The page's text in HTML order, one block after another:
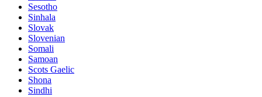
Sesotho
Sinhala
Slovak
Slovenian
Somali
Samoan
Scots Gaelic
Shona
Sindhi